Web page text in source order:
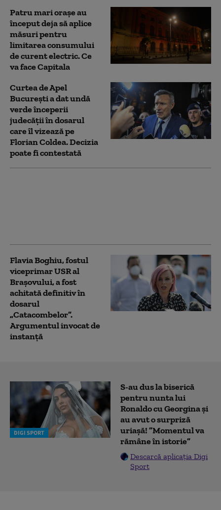
Patru mari orașe au
început deja să aplice
măsuri pentru
limitarea consumului
de curent electric. Ce
va face Capitala
Curtea de Apel
București a dat undă
verde începerii
judecății în dosarul
care îl vizează pe
Florian Coldea. Decizia
poate fi contestată
Flavia Boghiu, fostul
viceprimar USR al
Brașovului, a fost
achitată definitiv în
dosarul
„Catacombelor”.
Argumentul invocat de
instanță
DIGI SPORT
S-au dus la biserică
pentru nunta lui
Ronaldo cu Georgina și
au avut o surpriză
uriașă! ”Momentul va
rămâne în istorie”
Descarcă aplicația Digi
Sport